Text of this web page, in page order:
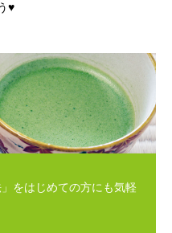
♥
をはじめての方にも気軽